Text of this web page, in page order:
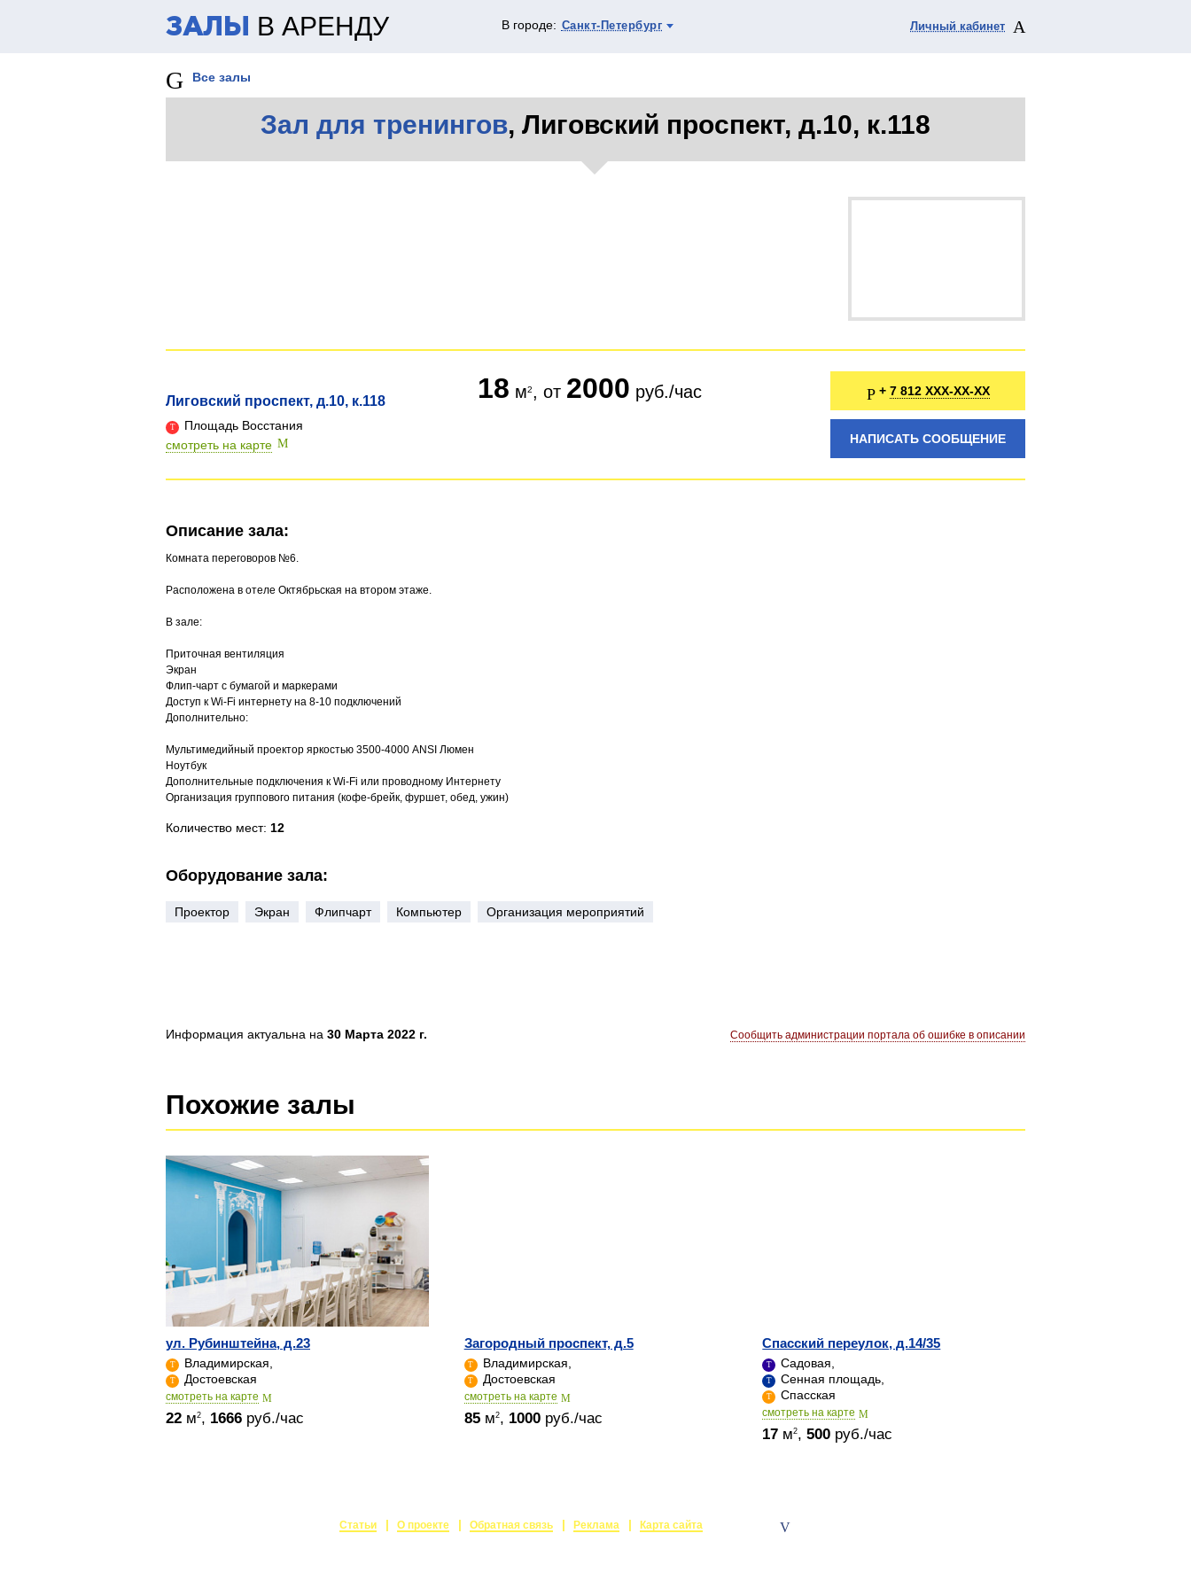
ЗАЛЫ В АРЕНДУ В городе: Санкт-Петербург Личный кабинет
Все залы
Зал для тренингов, Лиговский проспект, д.10, к.118
Лиговский проспект, д.10, к.118
Площадь Восстания
смотреть на карте
18 м , от 2000 руб./час + 7 812 XXX-XX-XX
НАПИСАТЬ СООБЩЕНИЕ
Описание зала:
Комната переговоров №6.
Расположена в отеле Октябрьская на втором этаже.
В зале:
Приточная вентиляция
Экран
Флип-чарт с бумагой и маркерами
Доступ к Wi-Fi интернету на 8-10 подключений
Дополнительно:
Мультимедийный проектор яркостью 3500-4000 ANSI Люмен
Ноутбук
Дополнительные подключения к Wi-Fi или проводному Интернету
Организация группового питания (кофе-брейк, фуршет, обед, ужин)
Количество мест: 12
Оборудование зала:
Проектор Экран Флипчарт Компьютер Организация мероприятий
Сообщить администрации портала об ошибке в описании
Информация актуальна на 30 Марта 2022 г.
Похожие залы
ул. Рубинштейна, д.23
Владимирская,
Достоевская
cмотреть на карте
22 м2, 1666 руб./час
Загородный проспект, д.5
Владимирская,
Достоевская
cмотреть на карте
85м2, 1000руб./час
Спасский переулок, д.14/35
Садовая,
Сенная площадь,
Спасская
cмотреть на карте
17 м2,500 руб./час
Статьи О проекте Обратная связь Реклама Карта сайта